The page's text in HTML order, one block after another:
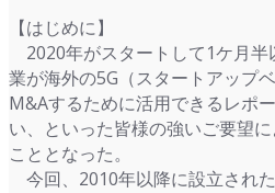
【はじめに】
2020年がスタートして1ケ月半
業が海外の5G（スタートアップ
M&Aするために活用できるレポ
い、といった皆様の強いご要望
こととなった。
今回、2010年以降に設立され